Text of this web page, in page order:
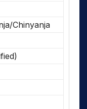
Chinyanja